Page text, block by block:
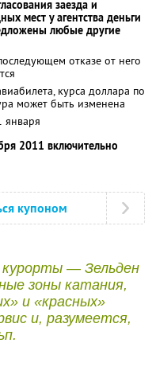
заезда и
мест у агентства деньги
любые другие
отказе от него
курса доллара по
может быть изменена
января
2011 включительно
купоном
— Зельден
зоны катания,
и «красных»
и, разумеется,